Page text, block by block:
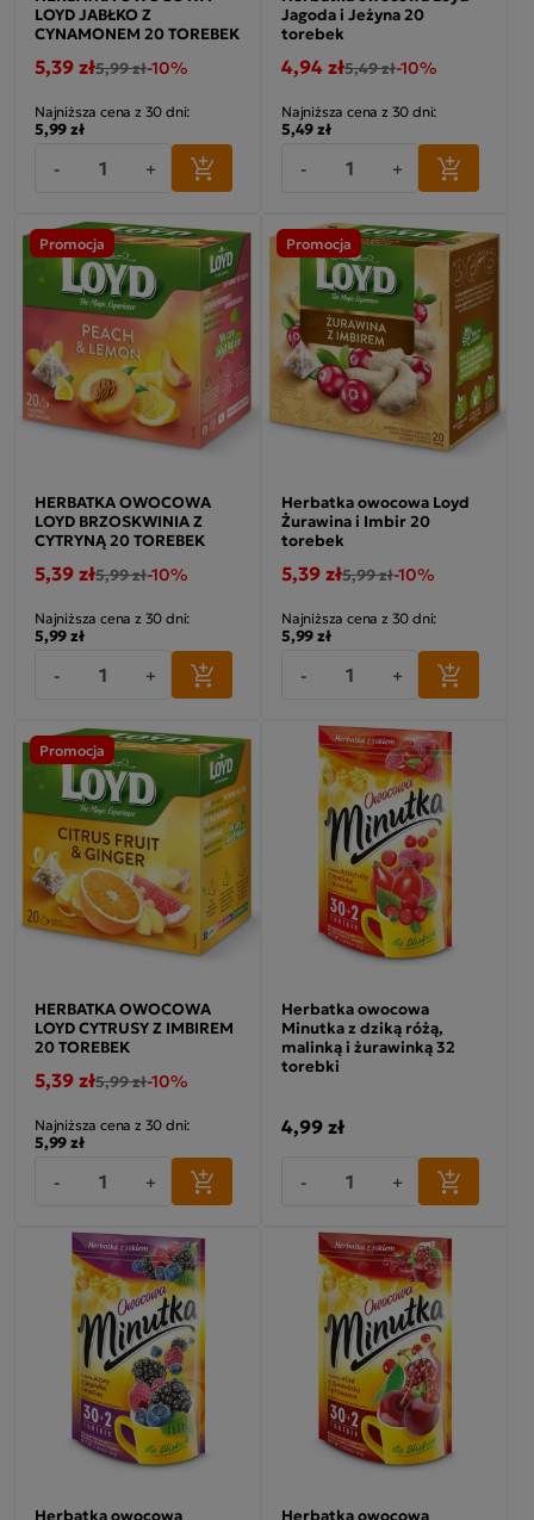
LOYD JABŁKO Z
CYNAMONEM 20 TOREBEK
5,39 zł5,99 zł-10%
Najniższa cena z 30 dni:
5,99 zł
- +
Jagoda i Jeżyna 20
torebek
4,94 zł5,49 zł-10%
Najniższa cena z 30 dni:
5,49 zł
- +
Promocja
HERBATKA OWOCOWA
LOYD BRZOSKWINIA Z
CYTRYNĄ 20 TOREBEK
5,39 zł5,99 zł-10%
Najniższa cena z 30 dni:
5,99 zł
- +
Promocja
Herbatka owocowa Loyd
Żurawina i Imbir 20
torebek
5,39 zł5,99 zł-10%
Najniższa cena z 30 dni:
5,99 zł
- +
Promocja
HERBATKA OWOCOWA
LOYD CYTRUSY Z IMBIREM
20 TOREBEK
5,39 zł5,99 zł-10%
Najniższa cena z 30 dni:
5,99 zł
- +
Herbatka owocowa
Minutka z dziką różą,
malinką i żurawinką 32
torebki
4,99 zł
- +